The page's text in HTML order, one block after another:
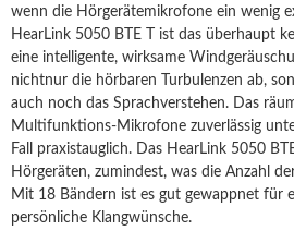
wenn die Hörgerätemikrofone ein wenig
HearLink 5050 BTE T ist das überhaupt
eine intelligente, wirksame
nichtnur die hörbaren Turbulenzen ab,
auch noch das Sprachverstehen. Das
Multifunktions-Mikrofone zuverlässig
Fall praxistauglich. Das HearLink 5050
Hörgeräten, zumindest, was die Anzahl
Mit 18 Bändern ist es gut gewappnet für
persönliche Klangwünsche.